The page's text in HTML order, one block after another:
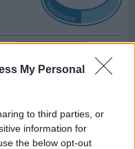
My Personal
to third parties, or
information for
the below opt-out
is met etter,
emotioneel,..